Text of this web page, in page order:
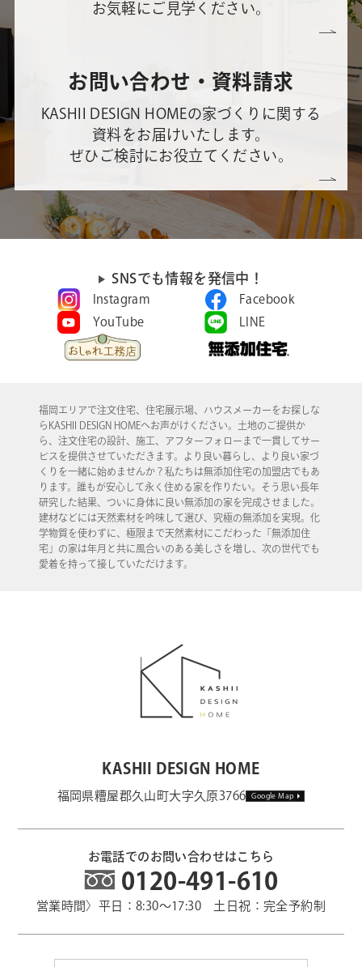
お気軽にご見学ください。
お問い合わせ・資料請求
KASHII DESIGN HOMEの家づくりに関する
資料をお届けいたします。
ぜひご検討にお役立てください。
SNSでも情報を発信中！
Instagram
Facebook
YouTube
LINE
福岡エリアで注文住宅、住宅展示場、ハウスメーカーをお探しな
らKASHII DESIGN HOMEへお声がけください。土地のご提供か
ら、注文住宅の設計、施工、アフターフォローまで一貫してサー
ビスを提供させていただきます。より良い暮らし、より良い家づ
くりを一緒に始めませんか？私たちは無添加住宅の加盟店でもあ
ります。誰もが安心して永く住める家を作りたい。そう思い長年
研究した結果、ついに身体に良い無添加の家を完成させました。
建材などには天然素材を吟味して選び、究極の無添加を実現。化
学物質を使わずに、極限まで天然素材にこだわった「無添加住
宅」の家は年月と共に風合いのある美しさを増し、次の世代でも
愛着を持って接していただけます。
KASHII DESIGN HOME
福岡県糟屋郡久山町大字久原3766 Google Map
お電話でのお問い合わせはこちら
0120-491-610
営業時間〉平日：8:30～17:30 土日祝：完全予約制